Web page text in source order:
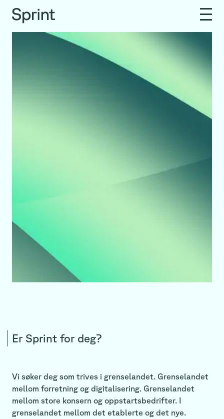
Er Sprint for deg?
Vi søker deg som trives i grenselandet. Grenselandet
mellom forretning og digitalisering. Grenselandet
mellom store konsern og oppstartsbedrifter. I
grenselandet mellom det etablerte og det nye.